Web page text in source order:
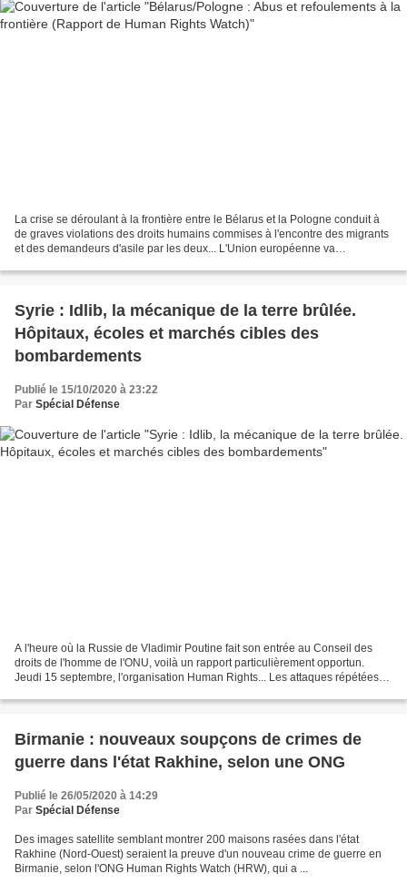
La crise se déroulant à la frontière entre le Bélarus et la Pologne conduit à
de graves violations des droits humains commises à l'encontre des migrants
et des demandeurs d'asile par les deux... L'Union européenne va
Syrie : Idlib, la mécanique de la terre brûlée.
Hôpitaux, écoles et marchés cibles des
bombardements
Publié le 15/10/2020 à 23:22
Par Spécial Défense
A l'heure où la Russie de Vladimir Poutine fait son entrée au Conseil des
droits de l'homme de l'ONU, voilà un rapport particulièrement opportun.
Jeudi 15 septembre, l'organisation Human Rights... Les attaques répétées
Birmanie : nouveaux soupçons de crimes de
guerre dans l'état Rakhine, selon une ONG
Publié le 26/05/2020 à 14:29
Par Spécial Défense
Des images satellite semblant montrer 200 maisons rasées dans l'état
Rakhine (Nord-Ouest) seraient la preuve d'un nouveau crime de guerre en
Birmanie, selon l'ONG Human Rights Watch (HRW), qui a ...